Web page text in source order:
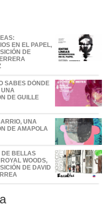
EN EL PAPEL,
DE
SABES DÓNDE
UNA
DE GUILLE
UNA
DE AMAPOLA
DE BELLAS
WOODS,
DE DAVID